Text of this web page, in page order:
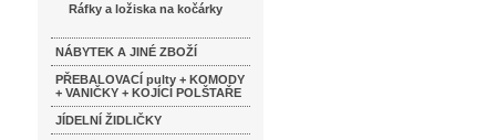
Ráfky a ložiska na kočárky
NÁBYTEK A JINÉ ZBOŽÍ
PŘEBALOVACÍ pulty + KOMODY
+ VANIČKY + KOJÍCÍ POLŠTAŘE
JÍDELNÍ ŽIDLIČKY